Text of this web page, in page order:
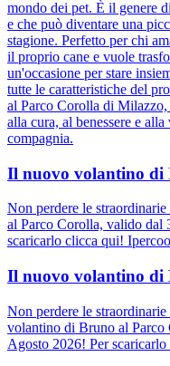
mondo dei pet. È il genere
e che può diventare una
stagione. Perfetto per chi
il proprio cane e vuole
un'occasione per stare
tutte le caratteristiche del
al Parco Corolla di Milazzo,
alla cura, al benessere e
compagnia.
Il nuovo volantino di
Non perdere le
al Parco Corolla, valido dal
scaricarlo clicca qui!
Il nuovo volantino di
Non perdere le
volantino di Bruno al
Agosto 2026! Per